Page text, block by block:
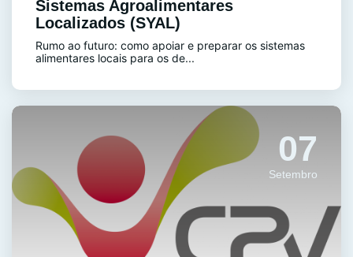
Sistemas Agroalimentares
Localizados (SYAL)
Rumo ao futuro: como apoiar e preparar os sistemas
alimentares locais para os de...
07
Setembro